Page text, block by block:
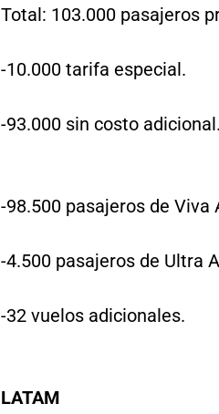
Total: 103.000 pasajeros
-10.000 tarifa especial.
-93.000 sin costo adicional.
-98.500 pasajeros de Viva
-4.500 pasajeros de Ultra
-32 vuelos adicionales.
LATAM